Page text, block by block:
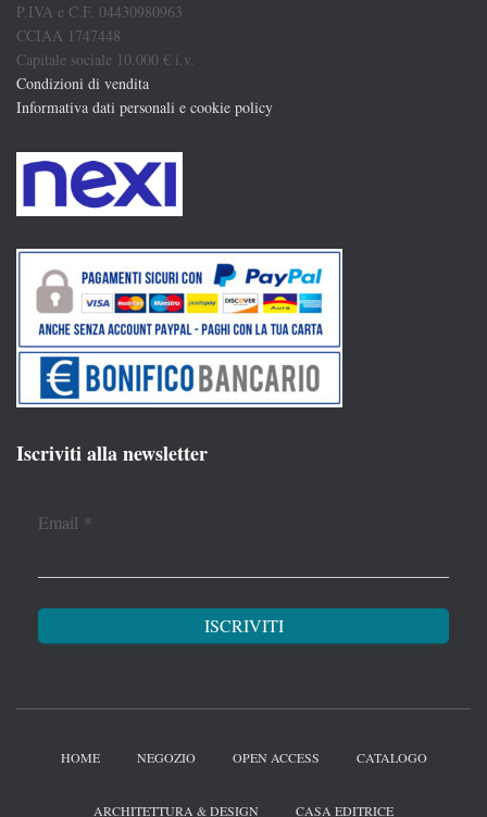
P.IVA e C.F. 04430980963
CCIAA 1747448
Capitale sociale 10.000 € i.v.
Condizioni di vendita
Informativa dati personali e cookie policy
Iscriviti alla newsletter
Email *
HOME NEGOZIO OPEN ACCESS CATALOGO
ARCHITETTURA & DESIGN CASA EDITRICE